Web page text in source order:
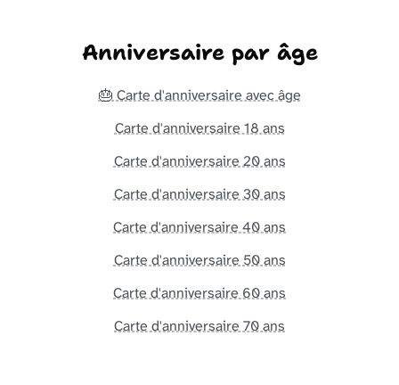
Anniversaire par âge
🎂 Carte d'anniversaire avec âge
Carte d'anniversaire 18 ans
Carte d'anniversaire 20 ans
Carte d'anniversaire 30 ans
Carte d'anniversaire 40 ans
Carte d'anniversaire 50 ans
Carte d'anniversaire 60 ans
Carte d'anniversaire 70 ans